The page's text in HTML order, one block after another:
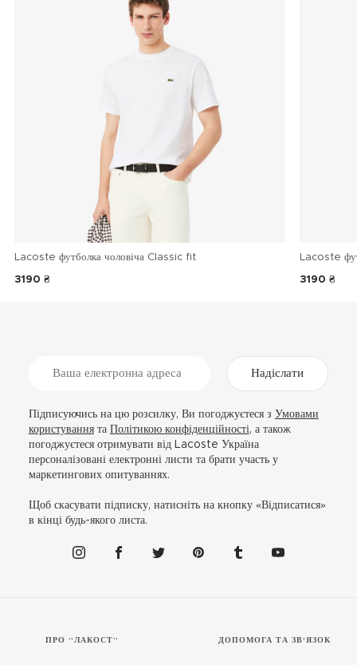
Lacoste футболка чоловіча Classic fit
3190 ₴
Lacoste
3190 ₴
Надіслати
Підписуючись на цю розсилку, Ви погоджуєтеся з Умовами
користуваннята Політикою конфіденційності, а також
погоджуєтеся отримувати від Lacoste Україна
персоналізовані електронні листи та брати участь у
маркетингових опитуваннях.
Щоб скасувати підписку, натисніть на кнопку «Відписатися»
в кінці будь-якого листа.
ПРО “ЛАКОСТ” ДОПОМОГА ТА ЗВ'ЯЗОК